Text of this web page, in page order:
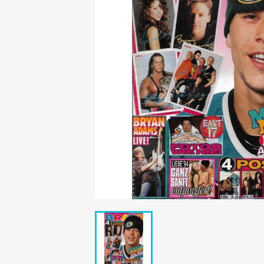
POP Rocky
Yam!